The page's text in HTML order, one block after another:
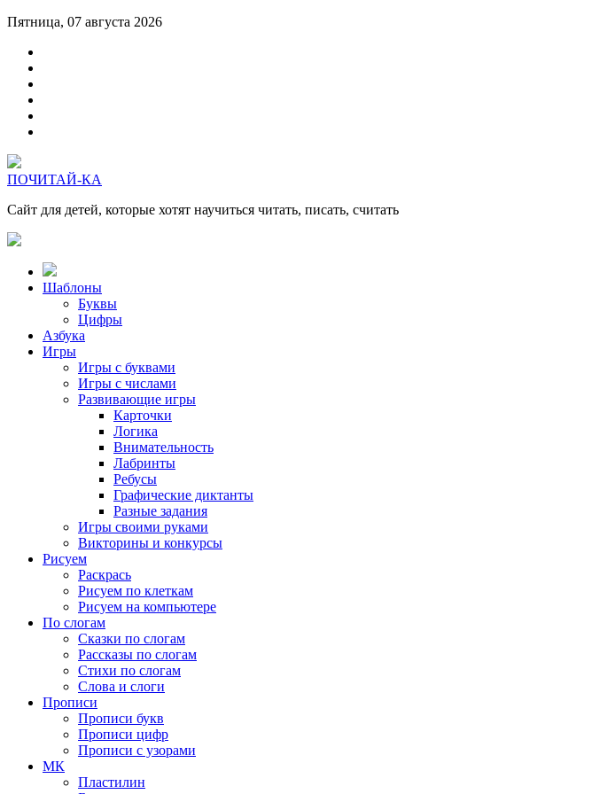
Пятница, 07 августа 2026
ПОЧИТАЙ-КА
Сайт для детей, которые хотят научиться читать, писать, считать
Шаблоны
Буквы
Цифры
Азбука
Игры
Игры с буквами
Игры с числами
Развивающие игры
Карточки
Логика
Внимательность
Лабринты
Ребусы
Графические диктанты
Разные задания
Игры своими руками
Викторины и конкурсы
Рисуем
Раскрась
Рисуем по клеткам
Рисуем на компьютере
По слогам
Сказки по слогам
Рассказы по слогам
Стихи по слогам
Слова и слоги
Прописи
Прописи букв
Прописи цифр
Прописи с узорами
МК
Пластилин